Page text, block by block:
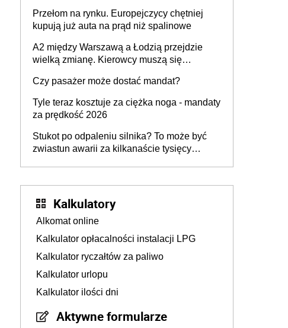
Przełom na rynku. Europejczycy chętniej
kupują już auta na prąd niż spalinowe
A2 między Warszawą a Łodzią przejdzie
wielką zmianę. Kierowcy muszą się
Czy pasażer może dostać mandat?
Tyle teraz kosztuje za ciężka noga - mandaty
za prędkość 2026
Stukot po odpaleniu silnika? To może być
zwiastun awarii za kilkanaście tysięcy
Kalkulatory
Alkomat online
Kalkulator opłacalności instalacji LPG
Kalkulator ryczałtów za paliwo
Kalkulator urlopu
Kalkulator ilości dni
Aktywne formularze